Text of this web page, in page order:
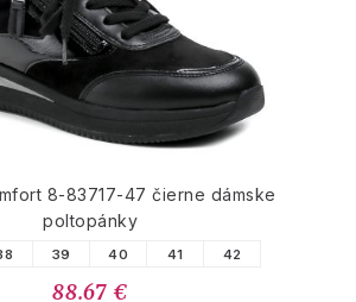
8-83717-47 čierne dámske
poltopánky
39 40 41 42
88.67 €